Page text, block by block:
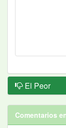
El Peor
Comentarios